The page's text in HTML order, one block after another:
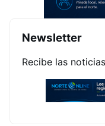
Newsletter
Recibe las